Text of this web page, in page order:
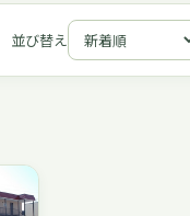
並び替え